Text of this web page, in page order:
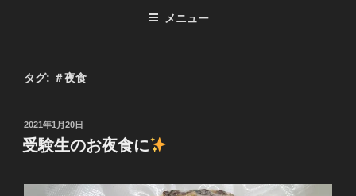
メニュー
タグ: ＃夜食
投
稿
日:
2021年1月20日
受験生のお夜食に